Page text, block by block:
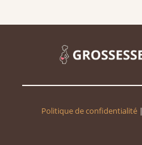
Politique de confidentialité|